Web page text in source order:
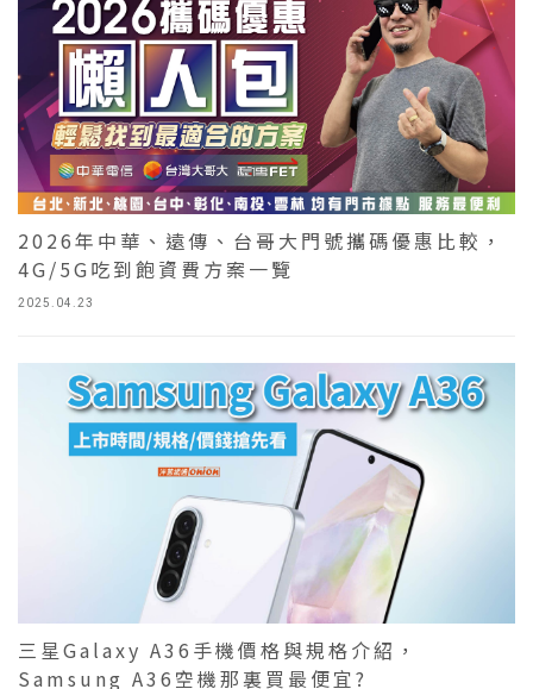
2025.04.23
2026年中華、遠傳、台哥大門號攜碼優惠比較，
4G/5G吃到飽資費方案一覽
三星Galaxy A36手機價格與規格介紹，
Samsung A36空機那裏買最便宜?